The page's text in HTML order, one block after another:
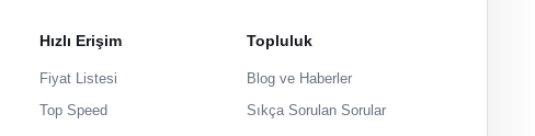
Hızlı Erişim
Fiyat Listesi
Top Speed
Topluluk
Blog ve Haberler
Sıkça Sorulan Sorular